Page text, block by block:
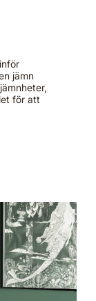
jämn
för att